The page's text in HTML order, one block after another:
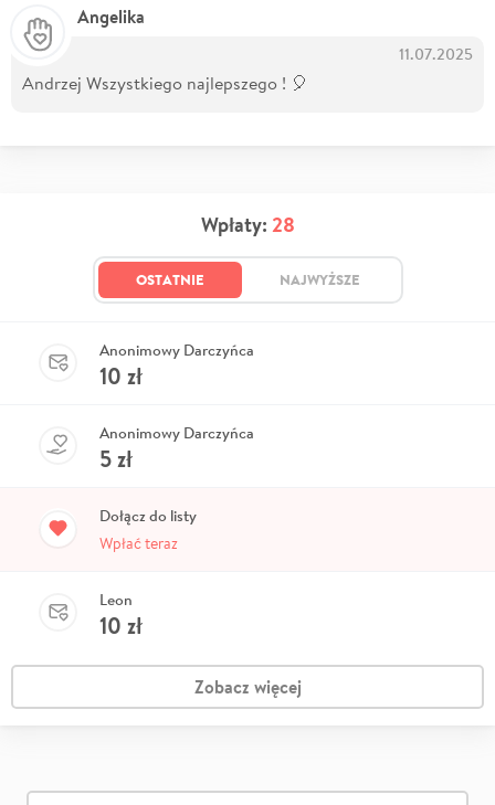
Angelika
11.07.2025
Andrzej Wszystkiego najlepszego ! 🎈
Wpłaty: 28
OSTATNIE NAJWYŻSZE
Anonimowy Darczyńca
10 zł
Anonimowy Darczyńca
5zł
Dołącz do listy
Wpłać teraz
Leon
10 zł
Zobacz więcej